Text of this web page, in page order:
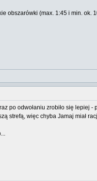
obszarówki (max. 1:45 i min.
po odwołaniu zrobiło się
strefą, więc chyba Jamaj miał